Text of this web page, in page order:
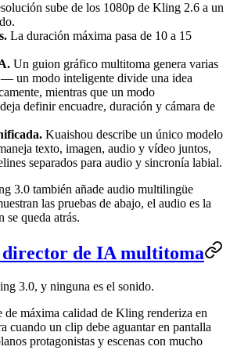
sube de los 1080p de Kling 2.6 a un
La duración máxima pasa de 10 a 15
Un guion gráfico multitoma genera varias
un modo inteligente divide una idea
mientras que un modo
definir encuadre, duración y cámara de
Kuaishou describe un único modelo
texto, imagen, audio y vídeo juntos,
separados para audio y sincronía labial.
3.0 también añade audio multilingüe
las pruebas de abajo, el audio es la
se queda atrás.
de IA multitoma
3.0, y ninguna es el sonido.
de máxima calidad de Kling renderiza en
un clip debe aguantar en pantalla
protagonistas y escenas con mucho